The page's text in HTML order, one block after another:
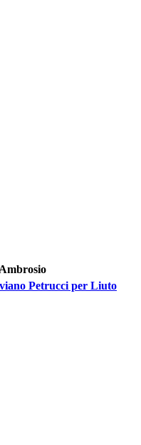
Petrucci per Liuto